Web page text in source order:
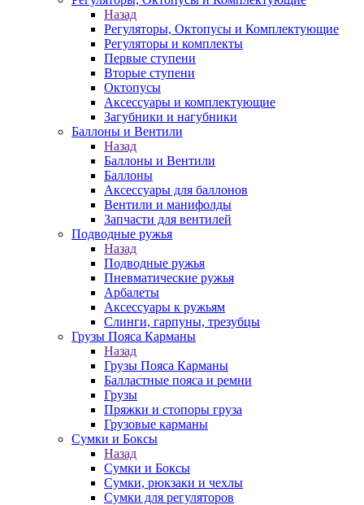
Назад
Регуляторы, Октопусы и Комплектующие
Регуляторы и комплекты
Первые ступени
Вторые ступени
Октопусы
Аксессуары и комплектующие
Загубники и нагубники
Баллоны и Вентили
Назад
Баллоны и Вентили
Баллоны
Аксессуары для баллонов
Вентили и манифолды
Запчасти для вентилей
Подводные ружья
Назад
Подводные ружья
Пневматические ружья
Арбалеты
Аксессуары к ружьям
Слинги, гарпуны, трезубцы
Грузы Пояса Карманы
Назад
Грузы Пояса Карманы
Балластные пояса и ремни
Грузы
Пряжки и стопоры груза
Грузовые карманы
Сумки и Боксы
Назад
Сумки и Боксы
Сумки, рюкзаки и чехлы
Сумки для регуляторов